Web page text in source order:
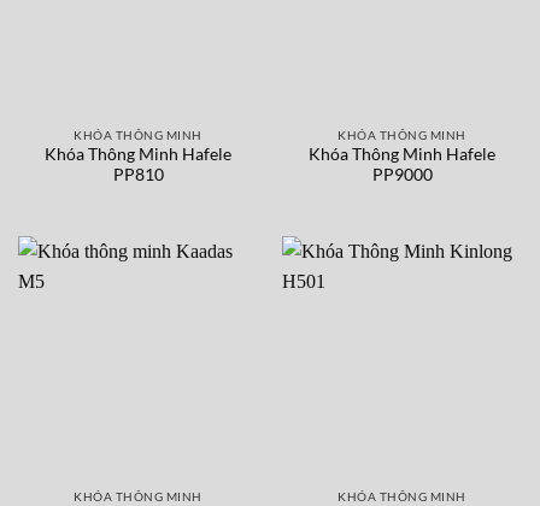
KHÓA THÔNG MINH
Khóa Thông Minh Hafele
PP810
KHÓA THÔNG MINH
Khóa Thông Minh Hafele
PP9000
KHÓA THÔNG MINH KHÓA THÔNG MINH